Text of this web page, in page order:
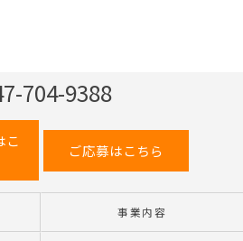
704-9388
こ
ご応募はこちら
事業内容